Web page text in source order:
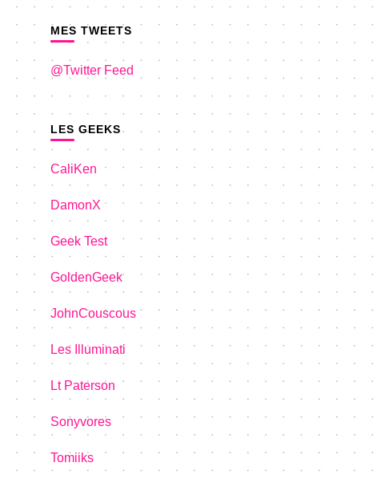
MES TWEETS
@Twitter Feed
LES GEEKS
CaliKen
DamonX
Geek Test
GoldenGeek
JohnCouscous
Les Illuminati
Lt Paterson
Sonyvores
Tomiiks